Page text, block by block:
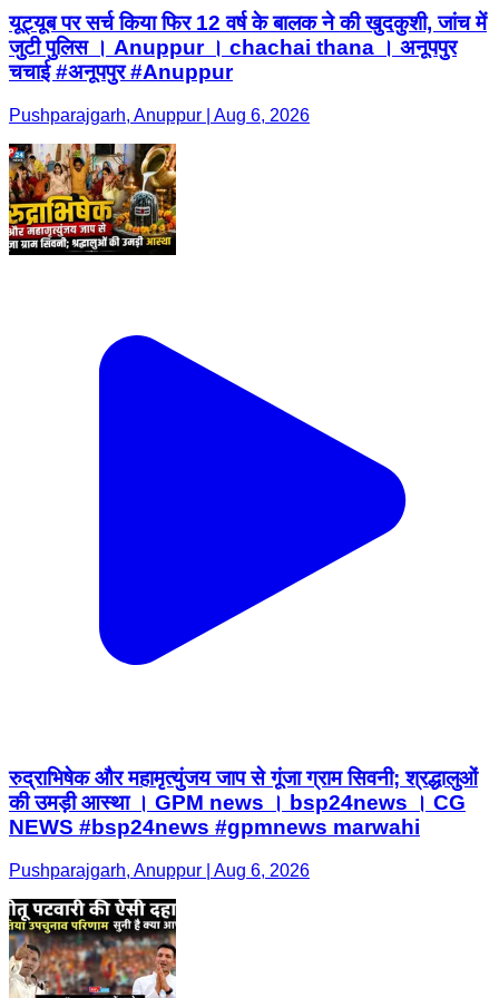
यूट्यूब पर सर्च किया फिर 12 वर्ष के बालक ने की खुदकुशी, जांच में
जुटी पुलिस । Anuppur । chachai thana । अनूपपुर
चचाई #अनूपपुर #Anuppur
Pushparajgarh, Anuppur | Aug 6, 2026
रुद्राभिषेक और महामृत्युंजय जाप से गूंजा ग्राम सिवनी; श्रद्धालुओं
की उमड़ी आस्था । GPM news । bsp24news । CG
NEWS #bsp24news #gpmnews marwahi
Pushparajgarh, Anuppur | Aug 6, 2026